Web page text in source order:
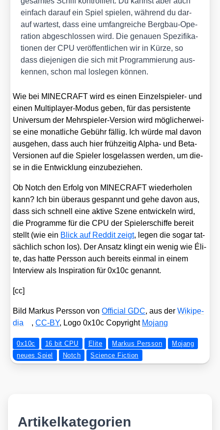
ein­fach dar­auf ein Spiel spie­len, wäh­rend du dar­
auf war­test, dass eine umfang­rei­che Berg­bau-Ope­
ra­ti­on abge­schlos­sen wird. Die genau­en Spe­zi­fi­ka­
tio­nen der CPU ver­öf­fent­li­chen wir in Kür­ze, so
dass die­je­ni­gen die sich mit Pro­gram­mie­rung aus­
ken­nen, schon mal los­le­gen kön­nen.
Wie bei MINECRAFT wird es einen Ein­zel­spie­ler- und
einen Mul­ti­play­er-Modus geben, für das per­sis­ten­te
Uni­ver­sum der Mehr­spie­ler-Ver­si­on wird mög­li­cher­wei­
se eine monat­li­che Gebühr fäl­lig. Ich wür­de mal davon
aus­ge­hen, dass auch hier früh­zei­tig Alpha- und Beta-
Ver­sio­nen auf die Spie­ler los­ge­las­sen wer­den, um die­
se in die Ent­wick­lung ein­zu­be­zie­hen.
Ob Notch den Erfolg von MINECRAFT wie­der­ho­len
kann? Ich bin über­aus gespannt und gehe davon aus,
dass sich schnell eine akti­ve Sze­ne ent­wi­ckeln wird,
die Pro­gram­me für die CPU der Spie­ler­schif­fe bereit
stellt (wie ein Blick auf Red­dit zeigt, legen die sogar tat­
säch­lich schon los). Der Ansatz klingt ein wenig wie Éli­
te, das hat­te Pers­son auch bereits ein­mal in einem
Inter­view als Inspi­ra­ti­on für 0x10c genannt.
[cc]
Bild Mar­kus Pers­son vonOffi­ci­al GDC, aus derWiki­pe­
dia
,CC-BY, Logo 0x10c Copy­right Mojang
0x10c 16 bit CPU Elite Markus Persson
Mojang
neues Spiel
Notch Science Fiction
Artikelkategorien